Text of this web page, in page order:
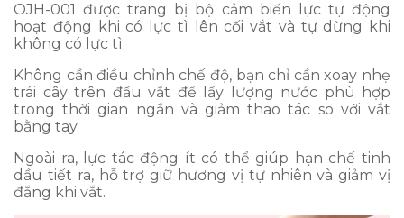
OJH-001 được trang bị bộ cảm biến lực tự động
hoạt động khi có lực tì lên cối vắt và tự dừng khi
không có lực tì.
Không cần điều chỉnh chế độ, bạn chỉ cần xoay nhẹ
trái cây trên đầu vắt để lấy lượng nước phù hợp
trong thời gian ngắn và giảm thao tác so với vắt
bằng tay.
Ngoài ra, lực tác động ít có thể giúp hạn chế tinh
dầu tiết ra, hỗ trợ giữ hương vị tự nhiên và giảm vị
đắng khi vắt.